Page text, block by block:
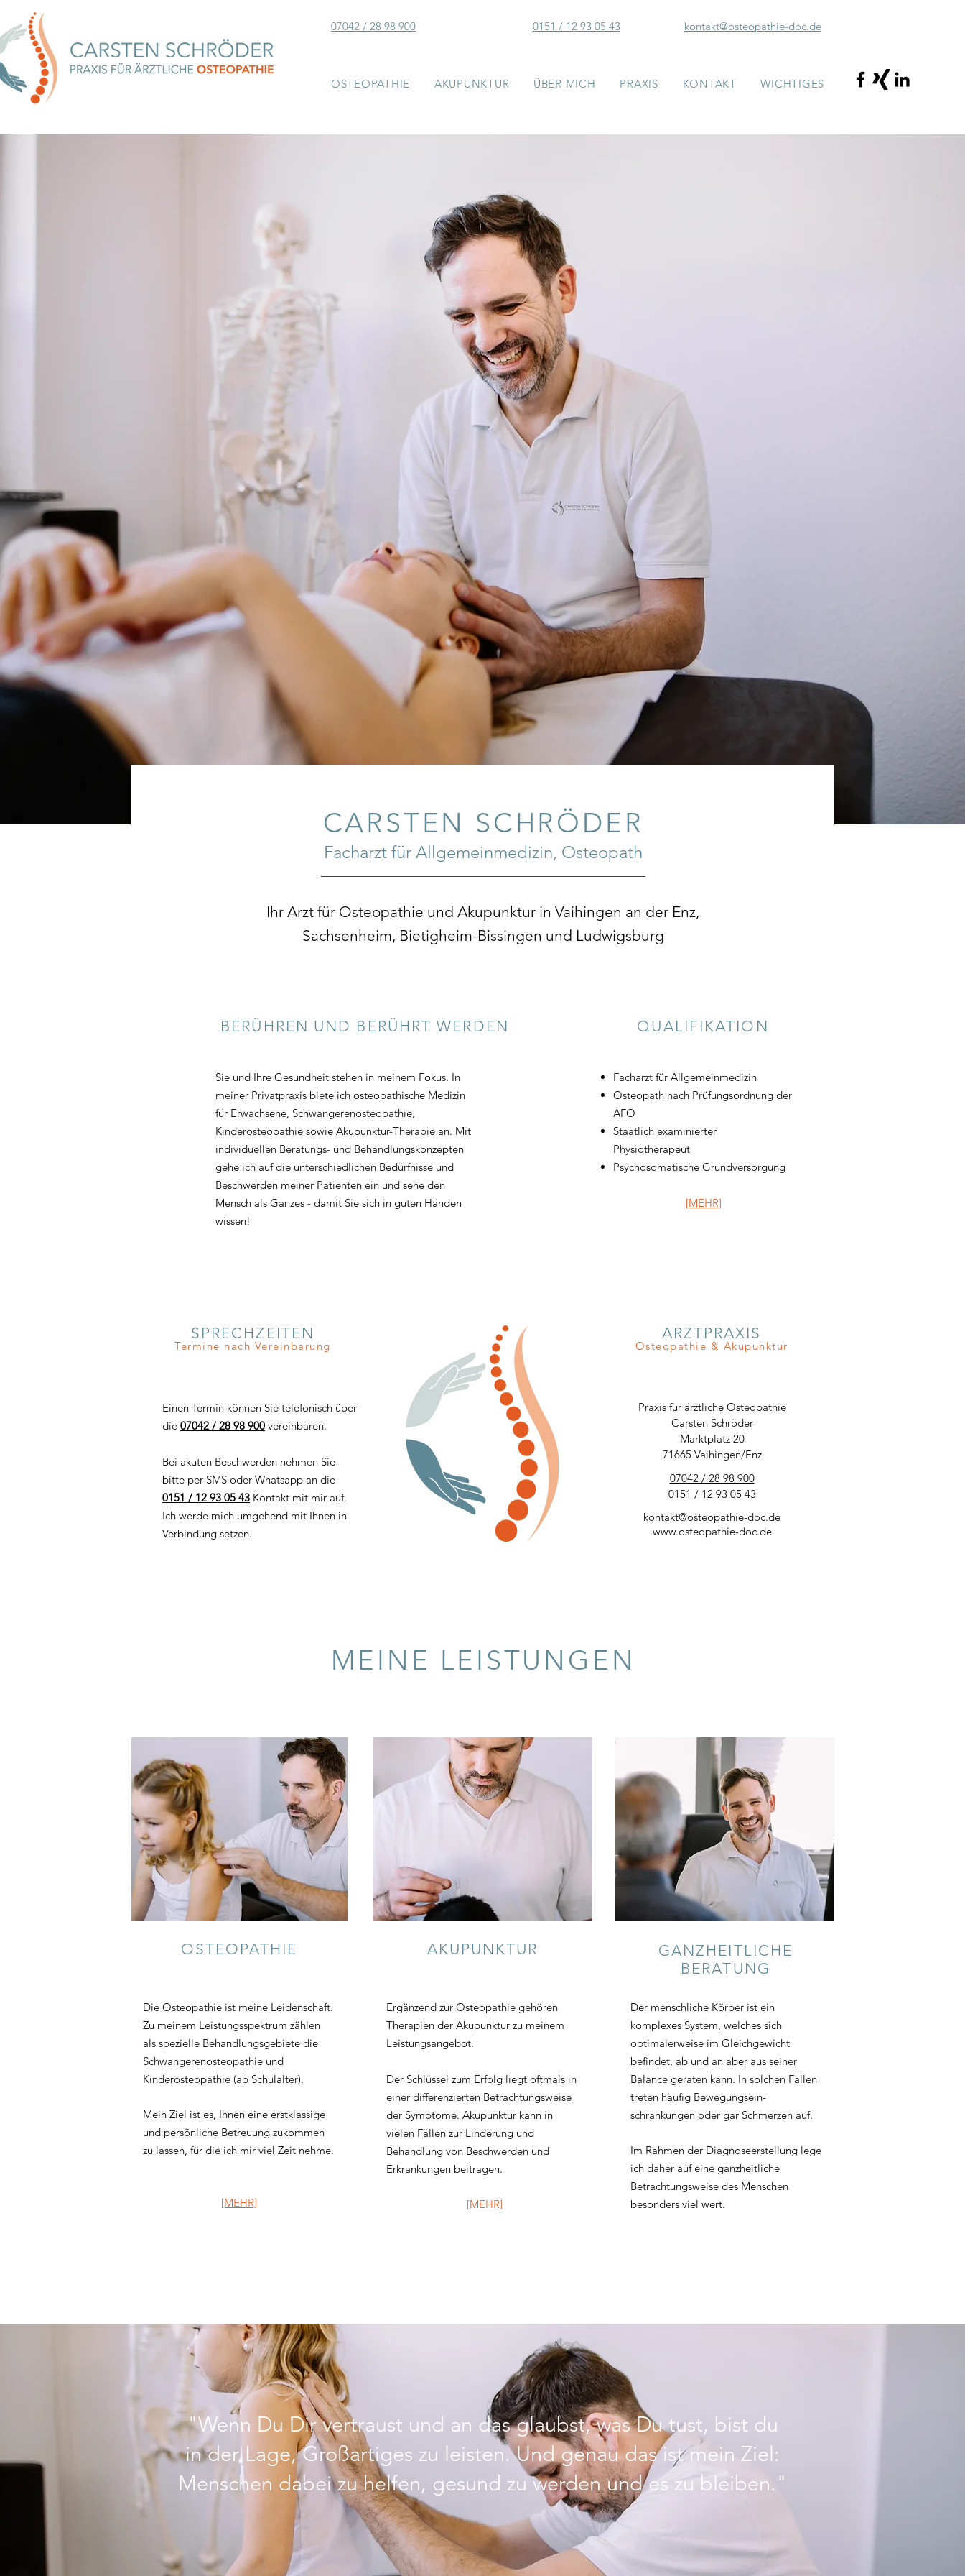
07042 / 28 98 900 0151 / 12 93 05 43 kontakt@osteopathie-doc.de
OSTEOPATHIE AKUPUNKTUR ÜBER MICH PRAXIS KONTAKT WICHTIGES
CARSTEN SCHRÖDER
Facharzt für Allgemeinmedizin, Osteopath
Ihr Arzt für Osteopathie und Akupunktur in Vaihingen an der Enz,
Sachsenheim, Bietigheim-Bissingen und Ludwigsburg
BERÜHREN UND BERÜHRT WERDEN
Sie und Ihre Gesundheit stehen in meinem Fokus. In
meiner Privatpraxis biete ich osteopathische Medizin
für Erwachsene, Schwangerenosteopathie,
Kinderosteopathie sowie Akupunktur-Therapie an. Mit
individuellen Beratungs- und Behandlungskonzepten
gehe ich auf die unterschiedlichen Bedürfnisse und
Beschwerden meiner Patienten ein und sehe den
Mensch als Ganzes - damit Sie sich in guten Händen
wissen!
QUALIFIKATION
Facharzt für Allgemeinmedizin
Osteopath nach Prüfungsordnung der
AFO
Staatlich examinierter
Physiotherapeut
Psychosomatische Grundversorgung
[MEHR]
SPRECHZEITEN
Termine nach Vereinbarung
Einen Termin können Sie telefonisch über
die 07042 / 28 98 900 vereinbaren.
Bei akuten Beschwerden nehmen Sie
bitte per SMS oder Whatsapp an die
0151 / 12 93 05 43 Kontakt mit mir auf.
Ich werde mich umgehend mit Ihnen in
Verbindung setzen.
ARZTPRAXIS
Osteopathie & Akupunktur
Praxis für ärztliche Osteopathie
Carsten Schröder
Marktplatz 20
71665 Vaihingen/Enz
07042 / 28 98 900
0151 / 12 93 05 43
kontakt@osteopathie-doc.de
www.osteopathie-doc.de
MEINE LEISTUNGEN
OSTEOPATHIE
Die Osteopathie ist meine Leidenschaft.
Zu meinem Leistungsspektrum zählen
als spezielle Behandlungsgebiete die
Schwangerenosteopathie und
Kinderosteopathie (ab Schulalter).
Mein Ziel ist es, Ihnen eine erstklassige
und persönliche Betreuung zukommen
zu lassen, für die ich mir viel Zeit nehme.
[MEHR]
AKUPUNKTUR
Ergänzend zur Osteopathie gehören
Therapien der Akupunktur zu meinem
Leistungsangebot.
Der Schlüssel zum Erfolg liegt oftmals in
einer differenzierten Betrachtungsweise
der Symptome. Akupunktur kann in
vielen Fällen zur Linderung und
Behandlung von Beschwerden und
Erkrankungen beitragen.
[MEHR]
GANZHEITLICHE
BERATUNG
Der menschliche Körper ist ein
komplexes System, welches sich
optimalerweise im Gleichgewicht
befindet, ab und an aber aus seiner
Balance geraten kann. In solchen Fällen
treten häufig Bewegungsein-
schränkungen oder gar Schmerzen auf.
Im Rahmen der Diagnoseerstellung lege
ich daher auf eine ganzheitliche
Betrachtungsweise des Menschen
besonders viel wert.
"Wenn Du Dir vertraust und an das glaubst, was Du tust, bist du
in der Lage, Großartiges zu leisten. Und genau das ist mein Ziel:
Menschen dabei zu helfen, gesund zu werden und es zu bleiben."